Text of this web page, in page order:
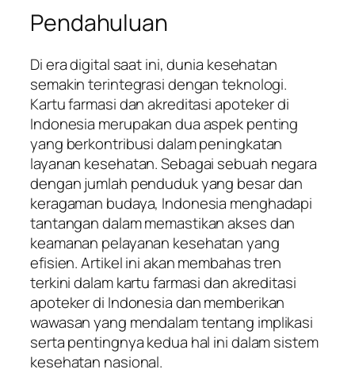
Pendahuluan
Di era digital saat ini, dunia kesehatan
semakin terintegrasi dengan teknologi.
Kartu farmasi dan akreditasi apoteker di
Indonesia merupakan dua aspek penting
yang berkontribusi dalam peningkatan
layanan kesehatan. Sebagai sebuah negara
dengan jumlah penduduk yang besar dan
keragaman budaya, Indonesia menghadapi
tantangan dalam memastikan akses dan
keamanan pelayanan kesehatan yang
efisien. Artikel ini akan membahas tren
terkini dalam kartu farmasi dan akreditasi
apoteker di Indonesia dan memberikan
wawasan yang mendalam tentang implikasi
serta pentingnya kedua hal ini dalam sistem
kesehatan nasional.